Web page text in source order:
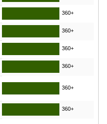
360+
360+
360+
360+
360+
360+